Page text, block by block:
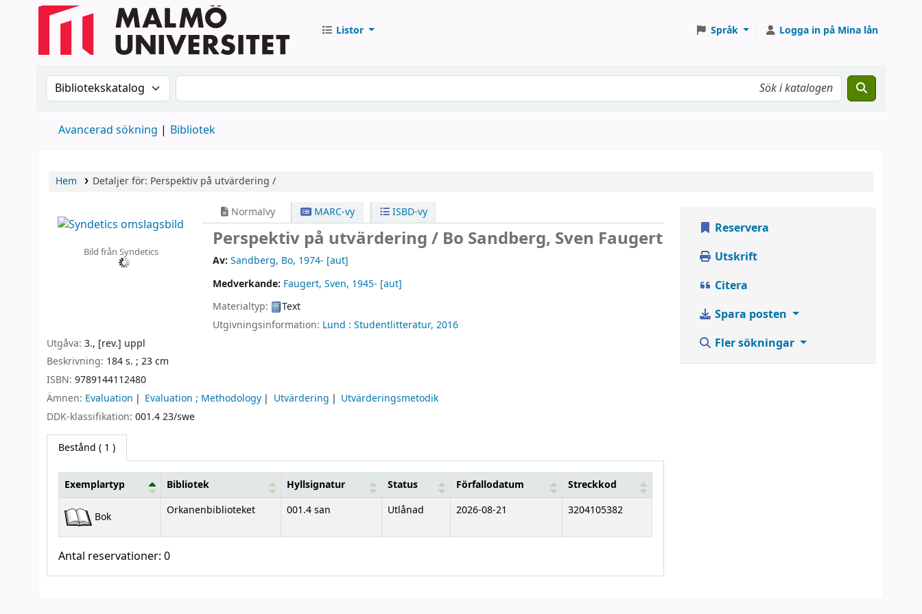
Listor Språk Logga in på Mina lån
Sök i katalogen efter:Sök i katalogen
Avancerad sökning Bibliotek
Hem Detaljer för: Perspektiv på utvärdering /
Bild från Syndetics
Normalvy MARC-vy ISBD-vy
Perspektiv på utvärdering / Bo Sandberg, Sven Faugert
Av: Sandberg, Bo, 1974- [aut]
Medverkande: Faugert, Sven, 1945- [aut]
Materialtyp:
Text
Utgivningsinformation: Lund : Studentlitteratur, 2016
Utgåva: 3., [rev.] uppl
Beskrivning: 184 s. ; 23 cm
ISBN: 9789144112480
Ämnen: Evaluation Evaluation ; Methodology Utvärdering
Utvärderingsmetodik
DDK-klassifikation: 001.4 23/swe
Bestånd ( 1 )
Exemplartyp Bibliotek Hyllsignatur Status Förfallodatum Streckkod
Bok Orkanenbiblioteket 001.4 san Utlånad 2026-08-21 3204105382
Antal reservationer: 0
Reservera
Utskrift
Citera
Spara posten
Fler sökningar